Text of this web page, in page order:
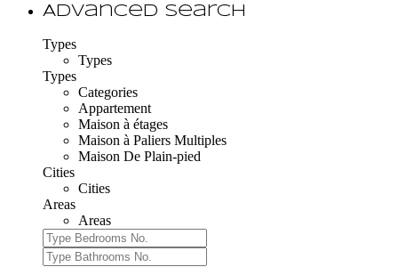
Advanced Search
Types
Types
Types
Categories
Appartement
Maison à étages
Maison à Paliers Multiples
Maison De Plain-pied
Cities
Cities
Areas
Areas